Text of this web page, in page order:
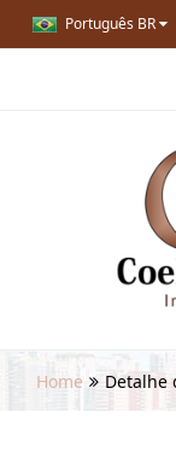
Português BR
Home Detalhe